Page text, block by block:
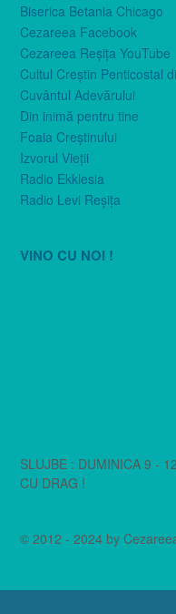
Biserica Betania Chicago
Cezareea Facebook
Cezareea Reşiţa YouTube
Cultul Creştin Penticostal
Cuvântul Adevărului
Din inimă pentru tine
Foaia Creştinului
Izvorul Vieţii
Radio Ekklesia
Radio Levi Reşiţa
VINO CU NOI !
SLUJBE : DUMINICA 9 -
CU DRAG !
© 2012 - 2024 by